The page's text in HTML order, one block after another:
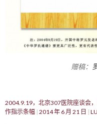
赠稿：
2004.9.19，北京307医院座谈会
作指示条幅 2014 年 6 月 21 日